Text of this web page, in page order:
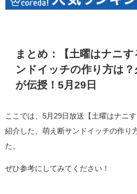
まとめ：【土曜はナニ
ンドイッチの作り方は？
が伝授！5月29日
ここでは、5月29日放送【土曜はナニ
紹介した、萌え断サンドイッチの作り
た。
ぜひ参考にしてみてください！